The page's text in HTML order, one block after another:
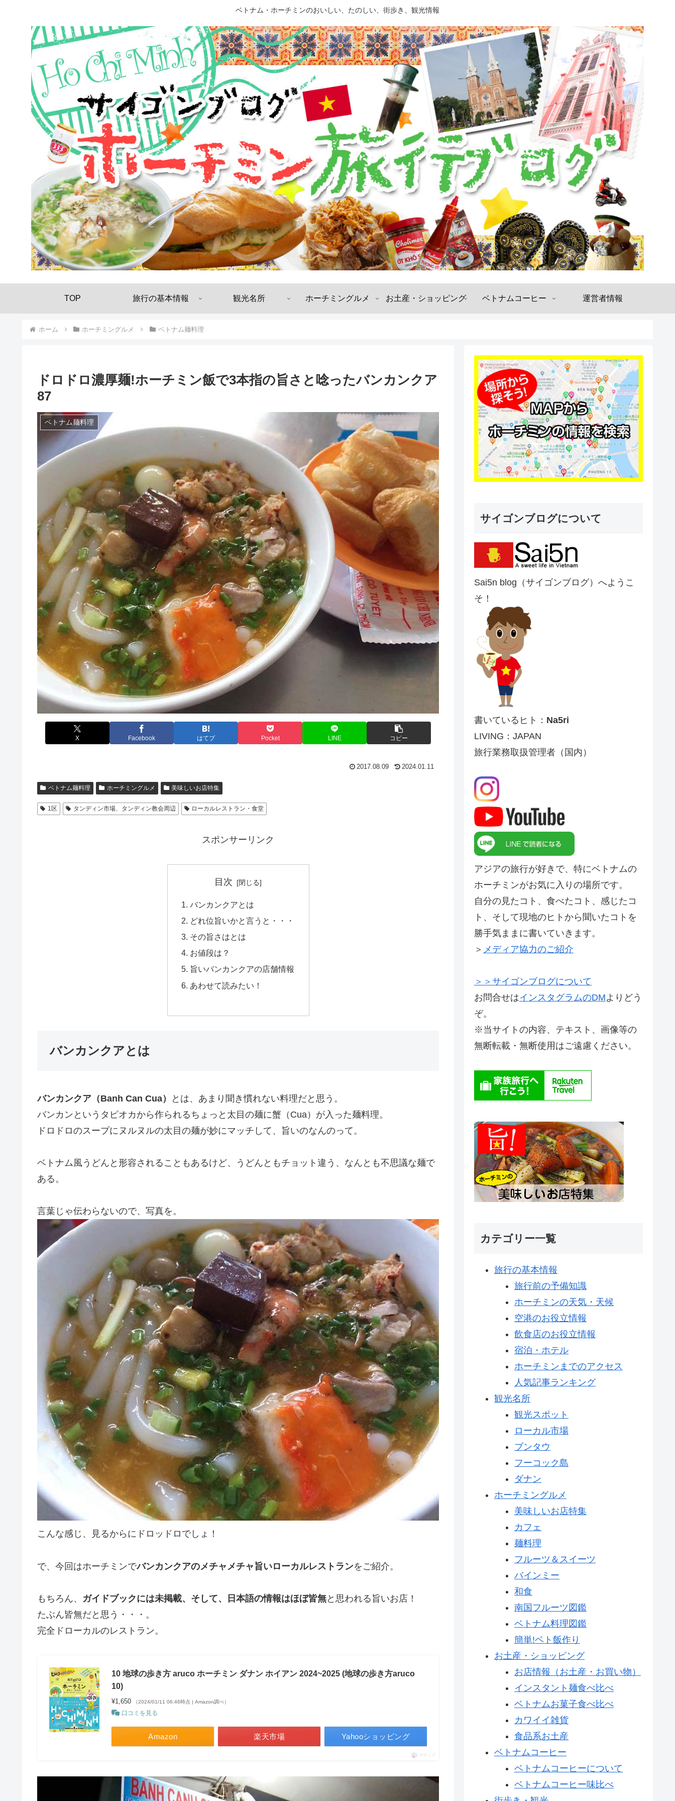
ベトナム・ホーチミンのおいしい、たのしい、街歩き、観光情報
TOP 旅行の基本情報 観光名所 ホーチミングルメ お土産・ショッピング ベトナムコーヒー 運営者情報
ホーム ホーチミングルメ ベトナム麺料理
ドロドロ濃厚麺!ホーチミン飯で3本指の旨さと唸ったバンカンクア
87
ベトナム麺料理
X Facebook はてブ Pocket LINE コピー
2017.08.09 2024.01.11
ベトナム麺料理 ホーチミングルメ 美味しいお店特集
1区 タンディン市場、タンディン教会周辺 ローカルレストラン・食堂
スポンサーリンク
目次
バンカンクアとは
どれ位旨いかと言うと・・・
その旨さはとは
お値段は？
旨いバンカンクアの店舗情報
あわせて読みたい！
バンカンクアとは
バンカンクア（Banh Can Cua）
とは、あまり聞き慣れない料理だと思う。
バンカンというタピオカから作られるちょっと太目の麺に蟹（Cua）が入った麺料理。
ドロドロのスープにヌルヌルの太目の麺が妙にマッチして、旨いのなんのって。
ベトナム風うどんと形容されることもあるけど、うどんともチョット違う、なんとも不思議な麺で
ある。
言葉じゃ伝わらないので、写真を。
こんな感じ、見るからにドロッドロでしょ！
で、今回はホーチミンでバンカンクアのメチャメチャ旨いローカルレストランをご紹介。
もちろん、 ガイドブックには未掲載、そして、日本語の情報はほぼ皆無と思われる旨いお店！
たぶん皆無だと思う・・・。
完全ドローカルのレストラン。
10 地球の歩き方 aruco ホーチミン ダナン ホイアン 2024~2025 (地球の歩き方aruco
10)
¥1,650 （2024/01/11 06:46時点 | Amazon調べ）
口コミを見る
Amazon 楽天市場 Yahooショッピング
ポチップ
サイゴンブログについて
Sai5n blog（サイゴンブログ）へようこ
そ！
書いているヒト： Na5ri
LIVING：JAPAN
旅行業務取扱管理者（国内）
アジアの旅行が好きで、特にベトナムの
ホーチミンがお気に入りの場所です。
自分の見たコト、食べたコト、感じたコ
ト、そして現地のヒトから聞いたコトを
勝手気ままに書いていきます。
＞ メディア協力のご紹介
＞＞サイゴンブログについて
お問合せはインスタグラムのDMよりどう
ぞ。
※当サイトの内容、テキスト、画像等の
無断転載・無断使用はご遠慮ください。
カテゴリー一覧
旅行の基本情報
旅行前の予備知識
ホーチミンの天気・天候
空港のお役立情報
飲食店のお役立情報
宿泊・ホテル
ホーチミンまでのアクセス
人気記事ランキング
観光名所
観光スポット
ローカル市場
ブンタウ
フーコック島
ダナン
ホーチミングルメ
美味しいお店特集
カフェ
麺料理
フルーツ＆スイーツ
バインミー
和食
南国フルーツ図鑑
ベトナム料理図鑑
簡単!ベト飯作り
お土産・ショッピング
お店情報（お土産・お買い物）
インスタント麺食べ比べ
ベトナムお菓子食べ比べ
カワイイ雑貨
食品系お土産
ベトナムコーヒー
ベトナムコーヒーについて
ベトナムコーヒー味比べ